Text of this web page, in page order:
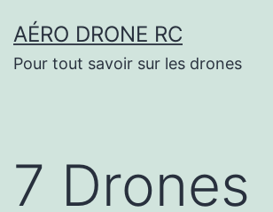
au
contenu
AÉRO DRONE RC
Pour tout savoir sur les drones
7 Drones